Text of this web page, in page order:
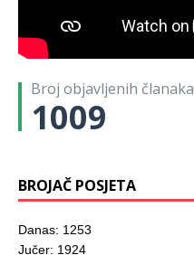
Broj objavljenih članaka
1009
BROJAČ POSJETA
Danas: 1253
Jučer: 1924